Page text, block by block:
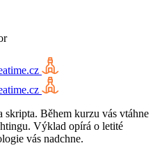
Během kurzu vás vtáhne
Výklad opírá o letité
vás nadchne.